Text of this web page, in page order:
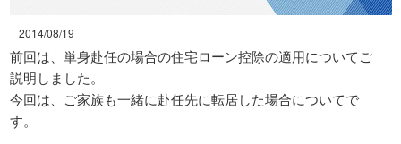
2014/08/19
前回は、単身赴任の場合の住宅ローン控除の適用についてご
説明しました。
今回は、ご家族も一緒に赴任先に転居した場合についてで
す。